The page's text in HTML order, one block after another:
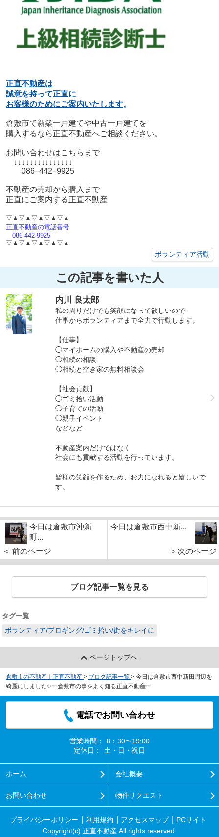
正直不動産は
誠意を持って正直に
お客様のためにご案内いたします。
倉敷市で新築一戸建てや中古一戸建てを
購入するなら正直不動産へご相談ください。
お問い合わせはこちらまで
↓↓↓↓↓↓↓↓↓↓↓↓↓↓↓
086−442−9925
不動産の売却から購入まで
正直にご案内する正直不動産
▽▲▽▲▽▲▽▲▽▲
正直不動産の電話番号
086-442-9925
▽▲▽▲▽▲▽▲▽▲
ボランティア活動
この記事を書いた人
内川 良太郎
私の周りだけでも笑顔になって欲しいので
仕事からボランティアまで全力で行動します。
【仕事】
◯マイホームの購入や不動産の売却
◯相続の相談
◯相続と空き家の無料相談会
【社会貢献】
◯ゴミ拾い活動
◯子育ての活動
◯親子イベント
などなど
不動産案内だけではなく
社会にも貢献する活動を行っています。
皆様の笑顔を作るため、お力になれると嬉しいで
す。
今日は倉敷市沖新
町...
＜ 前のページ
今日は倉敷市西中新...
＞次のページ
ブログ記事一覧を見る
タグ一覧
ボランティア/プロギング/ゴミ拾い/街をキレイに
ページトップへ
倉敷市の不動産｜正直不動産 > ブログ記事一覧 > 今日は倉敷市西中新田周辺を
綺麗にしました✨ー倉敷市の事をよく知る正直不動産ー
電話でお問い合わせ
営業時間：
8：30〜19:00
定休日：
土・日・祝日
ホーム 会社概要
お問い合わせ 物件リクエスト
プライバシーポリシー 利用規約 アクセスマップ
PCサイト
Copyright(c) 正直不動産 All rights reserved.